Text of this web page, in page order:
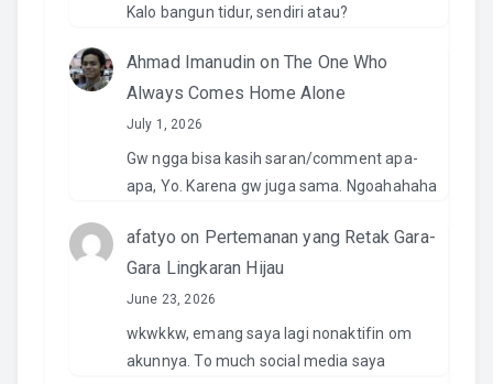
Kalo bangun tidur, sendiri atau?
Ahmad Imanudin on The One Who
Always Comes Home Alone
July 1, 2026
Gw ngga bisa kasih saran/comment apa-
apa, Yo. Karena gw juga sama. Ngoahahaha
afatyo on Pertemanan yang Retak Gara-
Gara Lingkaran Hijau
June 23, 2026
wkwkkw, emang saya lagi nonaktifin om
akunnya. To much social media saya